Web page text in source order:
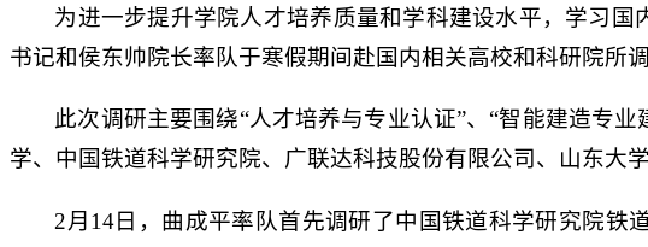
为进一步提升学院人才培养质量和学科建设水平，学习
书记和侯东帅院长率队于寒假期间赴国内相关高校和科研院所调
此次调研主要围绕“人才培养与专业认证”、“智能建造专
学、中国铁道科学研究院、广联达科技股份有限公司、山东大
2月14日，曲成平率队首先调研了中国铁道科学研究院